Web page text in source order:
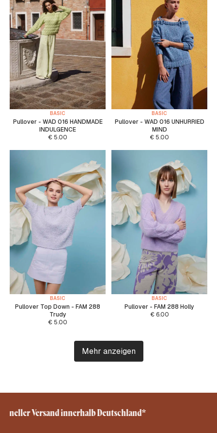
BASIC
Pullover - WAD 016 HANDMADE
INDULGENCE
€ 5.00
BASIC
Pullover - WAD 016 UNHURRIED
MIND
€ 5.00
BASIC
Pullover Top Down - FAM 288
Trudy
€ 5.00
BASIC
Pullover - FAM 288 Holly
€6.00
Mehr anzeigen
Schneller Versand innerhalb Deutschland*